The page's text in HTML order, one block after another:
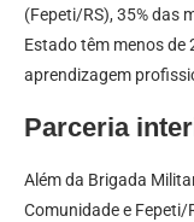
(Fepeti/RS), 35% das
Estado têm menos de
aprendizagem
Parceria
Além da Brigada
Comunidade e Fepeti/